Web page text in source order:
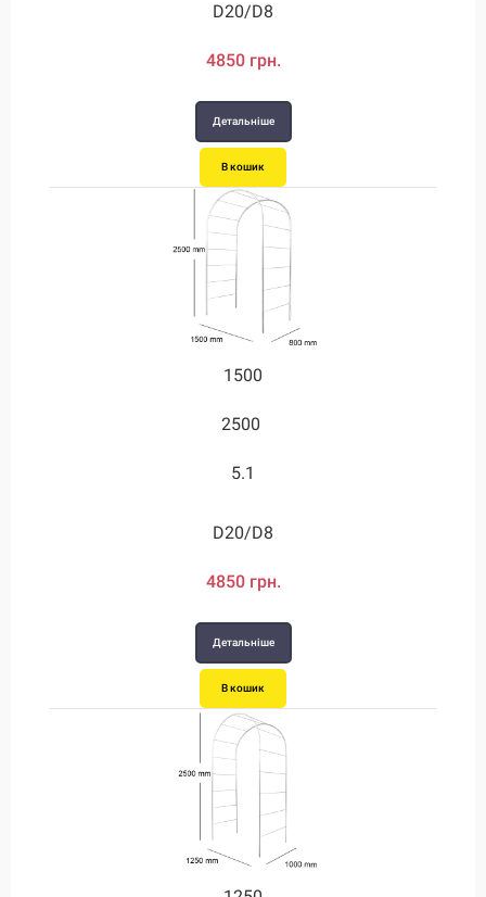
D20/D8
4850 грн.
Детальніше
В кошик
1500
2500
5.1
D20/D8
4850 грн.
Детальніше
В кошик